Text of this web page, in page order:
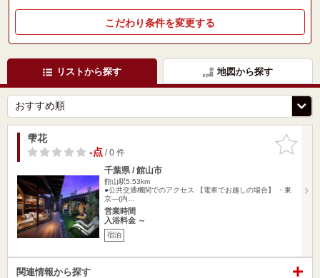
こだわり条件を変更する
リストから探す 地図から探す
お気に入
りに追加
雫花
-点/ 0 件
千葉県 / 館山市
館山駅5.53km
●公共交通機関でのアクセス 【電車でお越しの場合】 ・東
京―(内…
営業時間
入浴料金 ～
宿泊
関連情報から探す